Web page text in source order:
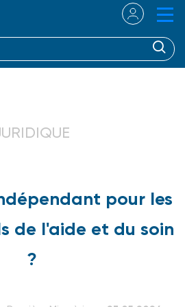
pour les
de l'aide et du soin
?